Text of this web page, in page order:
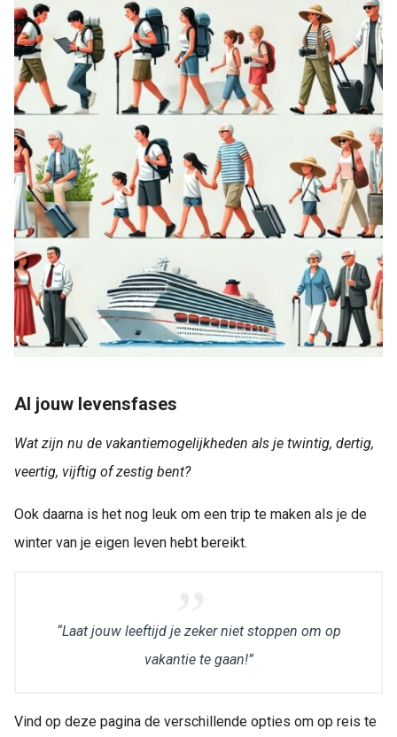
Al jouw levensfases
Wat zijn nu de vakantiemogelijkheden als je twintig, dertig,
veertig, vijftig of zestig bent?
Ook daarna is het nog leuk om een trip te maken als je de
winter van je eigen leven hebt bereikt.
“Laat jouw leeftijd je zeker niet stoppen om op
vakantie te gaan!”
Vind op deze pagina de verschillende opties om op reis te